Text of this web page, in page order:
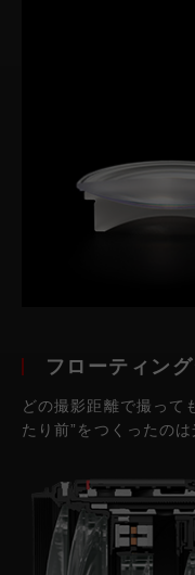
フローティン
どの撮影距離で撮って
たり前”をつくったの